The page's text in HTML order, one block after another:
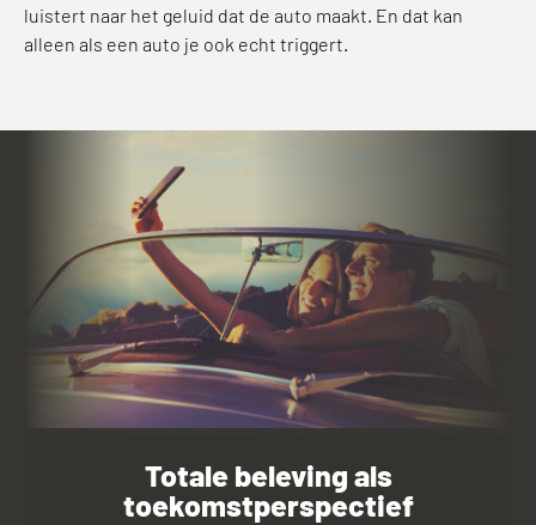
luistert naar het geluid dat de auto maakt. En dat kan
alleen als een auto je ook echt triggert.
Totale beleving als
toekomstperspectief